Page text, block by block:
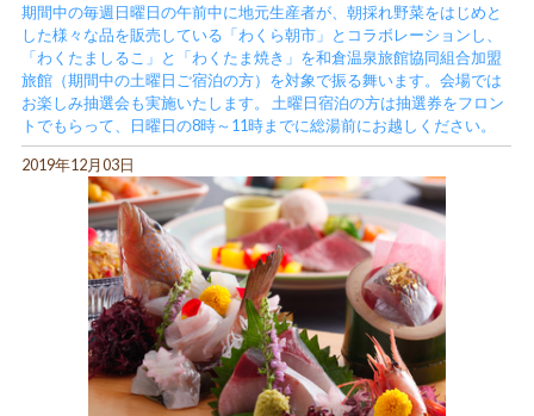
期間中の毎週日曜日の午前中に地元生産者が、朝採れ野菜をはじめと
した様々な品を販売している「わくら朝市」とコラボレーションし、
「わくたましるこ」と「わくたま焼き」を和倉温泉旅館協同組合加盟
旅館（期間中の土曜日ご宿泊の方）を対象で振る舞います。会場では
お楽しみ抽選会も実施いたします。 土曜日宿泊の方は抽選券をフロン
トでもらって、日曜日の8時～11時までに総湯前にお越しください。
2019年12月03日